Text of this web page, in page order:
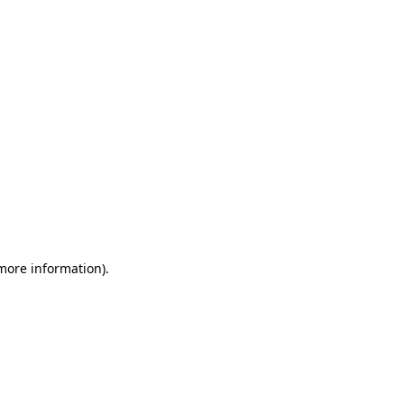
information).